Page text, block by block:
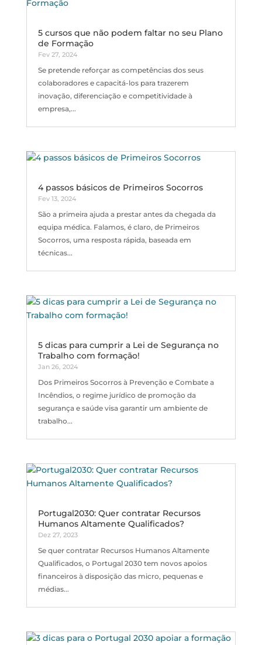
5 cursos que não podem faltar no seu Plano
de Formação
Fev 27, 2024
Se pretende reforçar as competências dos seus
colaboradores e capacitá-los para trazerem
inovação, diferenciação e competitividade à
empresa,...
4 passos básicos de Primeiros Socorros
Fev 13, 2024
São a primeira ajuda a prestar antes da chegada da
equipa médica. Falamos, é claro, de Primeiros
Socorros, uma resposta rápida, baseada em
técnicas...
5 dicas para cumprir a Lei de Segurança no
Trabalho com formação!
Jan 26, 2024
Dos Primeiros Socorros à Prevenção e Combate a
Incêndios, o regime jurídico de promoção da
segurança e saúde visa garantir um ambiente de
trabalho...
Portugal2030: Quer contratar Recursos
Humanos Altamente Qualificados?
Dez 27, 2023
Se quer contratar Recursos Humanos Altamente
Qualificados, o Portugal 2030 tem novos apoios
financeiros à disposição das micro, pequenas e
médias...